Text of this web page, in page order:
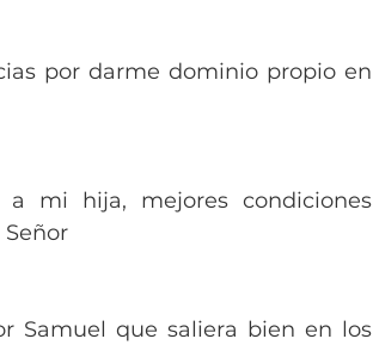
por darme dominio propio en
mi hija, mejores condiciones
Samuel que saliera bien en los